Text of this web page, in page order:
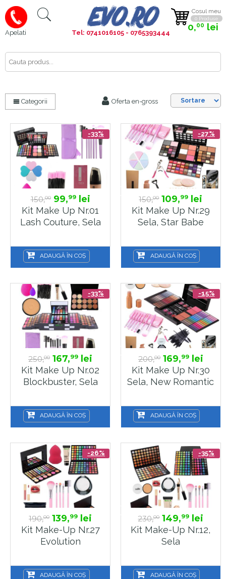
Apelati
Cosul meu
0 Produse
0,00 lei
Tel: 0741016105 - 0765393444
Cauta
aici
Categorii Oferta en-gross
-33%
150,00 99,99lei
Kit Make Up Nr.01
Lash Couture, Sela
ADAUGĂ ÎN COȘ
-27%
150,00 109,99 lei
Kit Make Up Nr.29
Sela, Star Babe
ADAUGĂ ÎN COȘ
-33%
250,00 167,99 lei
Kit Make Up Nr.02
Blockbuster, Sela
ADAUGĂ ÎN COȘ
-15%
200,00 169,99lei
Kit Make Up Nr.30
Sela, New Romantic
ADAUGĂ ÎN COȘ
-26%
190,00 139,99 lei
Kit Make-Up Nr.27
Evolution
ADAUGĂ ÎN COȘ
-35%
230,00 149,99 lei
Kit Make-Up Nr.12,
Sela
ADAUGĂ ÎN COȘ